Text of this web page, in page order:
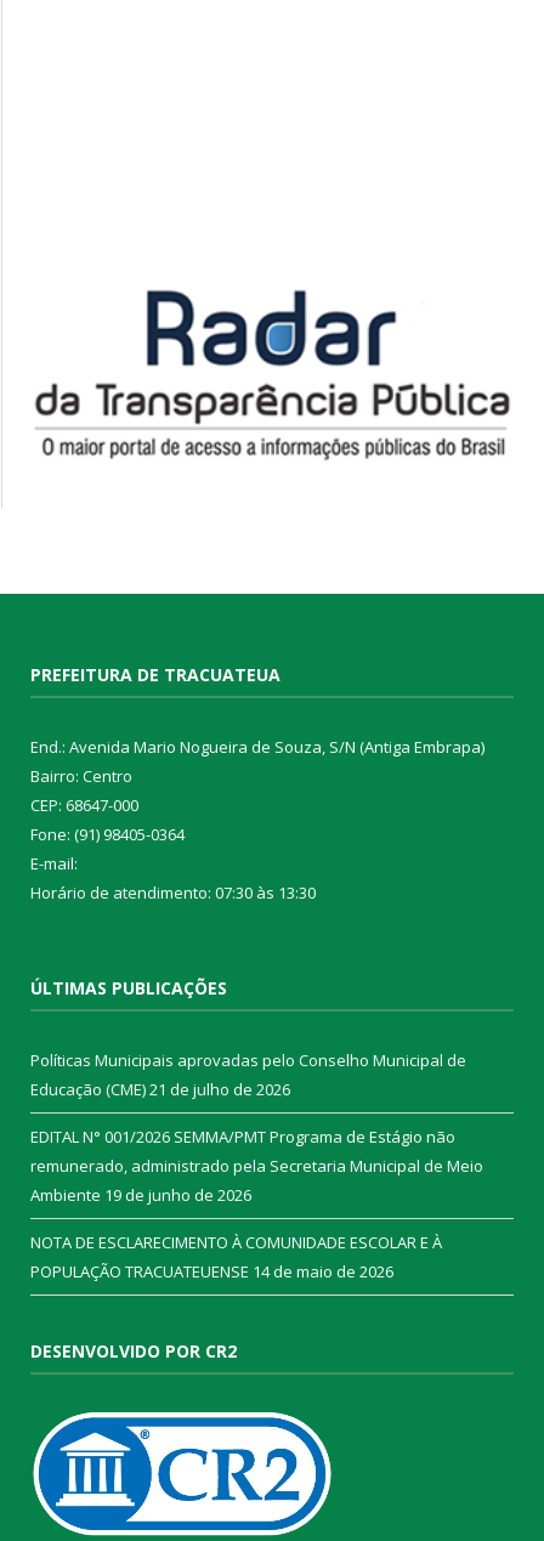
PREFEITURA DE TRACUATEUA
End.: Avenida Mario Nogueira de Souza, S/N (Antiga Embrapa)
Bairro: Centro
CEP: 68647-000
Fone: (91) 98405-0364
E-mail:
Horário de atendimento: 07:30 às 13:30
ÚLTIMAS PUBLICAÇÕES
Políticas Municipais aprovadas pelo Conselho Municipal de
Educação (CME)21 de julho de 2026
EDITAL N° 001/2026 SEMMA/PMT Programa de Estágio não
remunerado, administrado pela Secretaria Municipal de Meio
Ambiente 19 de junho de 2026
NOTA DE ESCLARECIMENTO À COMUNIDADE ESCOLAR E À
POPULAÇÃO TRACUATEUENSE 14 de maio de 2026
DESENVOLVIDO POR CR2